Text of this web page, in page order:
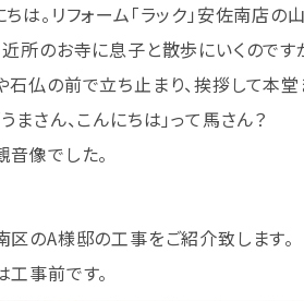
は。リフォーム「ラック」安佐南店の
近所のお寺に息子と散歩にいくのです
石仏の前で立ち止まり、挨拶して本堂
まさん、こんにちは」って馬さん？
音像でした。
区のA様邸の工事をご紹介致します。
工事前です。